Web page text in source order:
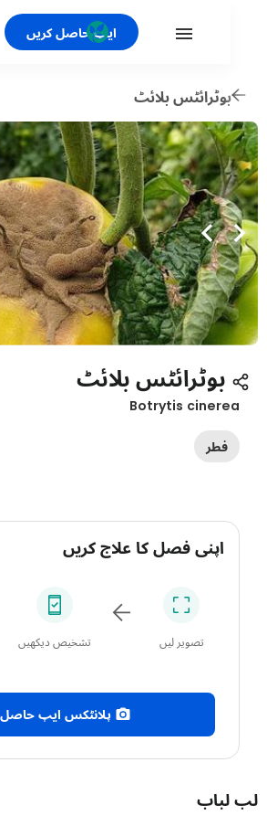
ایپ حاصل کریں
بوٹرائٹس بلائٹ
بوٹرائٹس بلائٹ
Botrytis
اپنی فصل کا علاج کریں
تصویر لیں تشخیص دیکھیں
پلانٹکس ایپ حاصل کریں